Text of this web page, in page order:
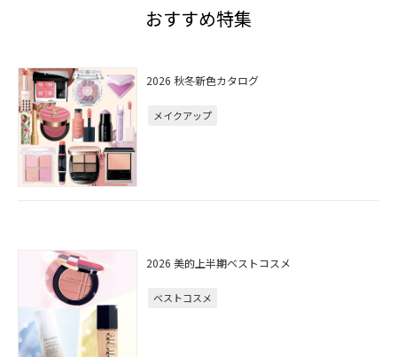
おすすめ特集
2026 秋冬新色カタログ
メイクアップ
2026 美的上半期ベストコスメ
ベストコスメ